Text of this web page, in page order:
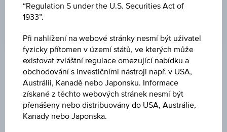
31.05.2022
Klíčové údaje
Název
4,4% Evropské Indexy Bonus
“Regulation S under the U.S. Securities Act of
1933”.
Při nahlížení na webové stránky nesmí být uživatel
fyzicky přítomen v území států, ve kterých může
existovat zvláštní regulace omezující nabídku a
obchodování s investičními nástroji např. v USA,
Austrálii, Kanadě nebo Japonsku. Informace
získané z těchto webových stránek nesmí být
přenášeny nebo distribuovány do USA, Austrálie,
Kanady nebo Japonska.